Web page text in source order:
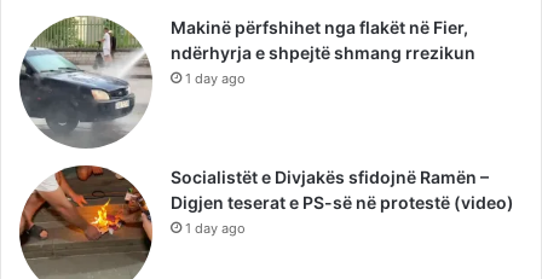
Makinë përfshihet nga flakët në Fier,
ndërhyrja e shpejtë shmang rrezikun
1 day ago
Socialistët e Divjakës sfidojnë Ramën –
Digjen teserat e PS-së në protestë (video)
1 day ago